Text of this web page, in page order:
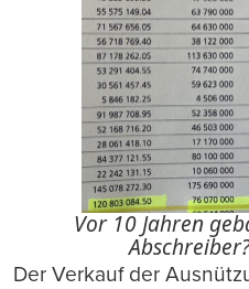
Vor 10 Jahren
Der Verkauf der